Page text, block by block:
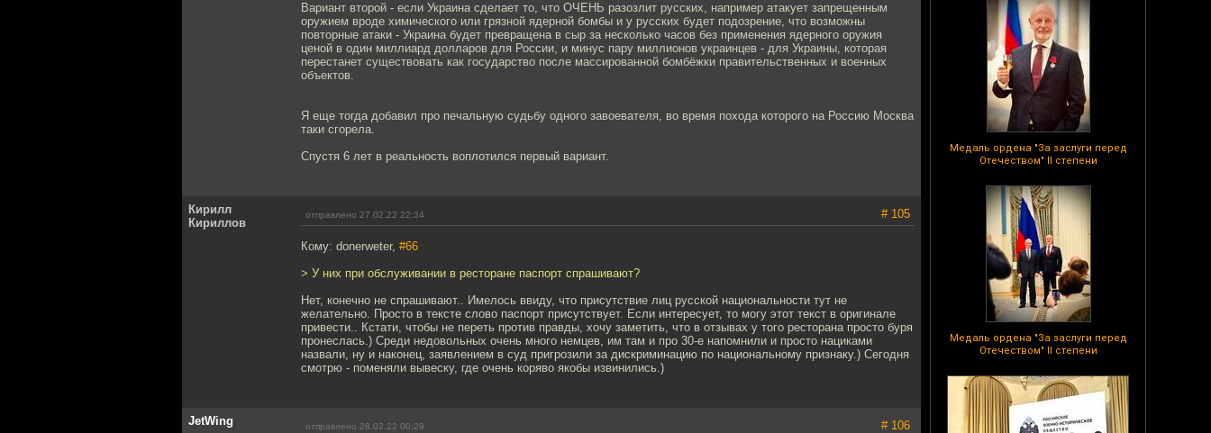
Медаль ордена "За заслуги перед
Отечеством" II степени
Медаль ордена "За заслуги перед
Отечеством" II степени
Вариант второй - если Украина сделает то, что ОЧЕНЬ разозлит русских, например атакует запрещенным
оружием вроде химического или грязной ядерной бомбы и у русских будет подозрение, что возможны
повторные атаки - Украина будет превращена в сыр за несколько часов без применения ядерного оружия
ценой в один миллиард долларов для России, и минус пару миллионов украинцев - для Украины, которая
перестанет существовать как государство после массированной бомбёжки правительственных и военных
объектов.
Я еще тогда добавил про печальную судьбу одного завоевателя, во время похода которого на Россию Москва
таки сгорела.
Спустя 6 лет в реальность воплотился первый вариант.
Кирилл
Кириллов
отправлено 27.02.22 22:34 # 105
Кому: donerweter, #66
> У них при обслуживании в ресторане паспорт спрашивают?
Нет, конечно не спрашивают.. Имелось ввиду, что присутствие лиц русской национальности тут не
желательно. Просто в тексте слово паспорт присутствует. Если интересует, то могу этот текст в оригинале
привести.. Кстати, чтобы не переть против правды, хочу заметить, что в отзывах у того ресторана просто буря
пронеслась.) Среди недовольных очень много немцев, им там и про 30-е напомнили и просто нациками
назвали, ну и наконец, заявлением в суд пригрозили за дискриминацию по национальному признаку.) Сегодня
смотрю - поменяли вывеску, где очень коряво якобы извинились.)
JetWing отправлено 28.02.22 00:29 # 106